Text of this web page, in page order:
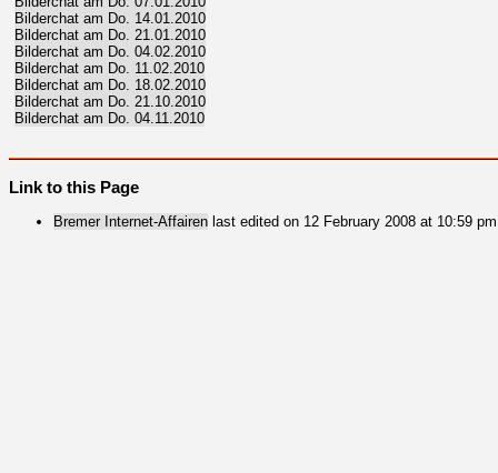
Bilderchat am Do. 14.01.2010
Bilderchat am Do. 21.01.2010
Bilderchat am Do. 04.02.2010
Bilderchat am Do. 11.02.2010
Bilderchat am Do. 18.02.2010
Bilderchat am Do. 21.10.2010
Bilderchat am Do. 04.11.2010
Link to this Page
Bremer Internet-Affairen last edited on 12 February 2008 at 10:59